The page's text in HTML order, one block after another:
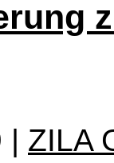
| ZILA